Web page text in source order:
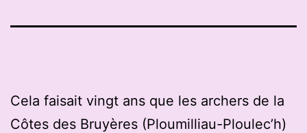
Cela faisait vingt ans que les archers de la
Côtes des Bruyères (Ploumilliau-Ploulec’h)